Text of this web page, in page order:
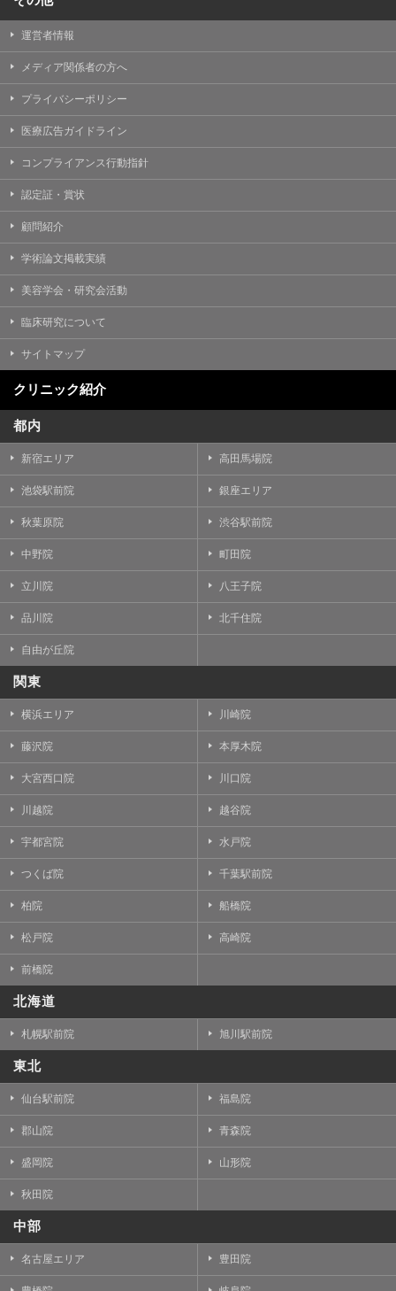
運営者情報
メディア関係者の方へ
プライバシーポリシー
医療広告ガイドライン
コンプライアンス行動指針
認定証・賞状
顧問紹介
学術論文掲載実績
美容学会・研究会活動
臨床研究について
サイトマップ
クリニック紹介
都内
新宿エリア 高田馬場院
池袋駅前院 銀座エリア
秋葉原院 渋谷駅前院
中野院 町田院
立川院 八王子院
品川院 北千住院
自由が丘院
関東
横浜エリア 川崎院
藤沢院 本厚木院
大宮西口院 川口院
川越院 越谷院
宇都宮院 水戸院
つくば院 千葉駅前院
柏院 船橋院
松戸院 高崎院
前橋院
北海道
札幌駅前院 旭川駅前院
東北
仙台駅前院 福島院
郡山院 青森院
盛岡院 山形院
秋田院
中部
名古屋エリア 豊田院